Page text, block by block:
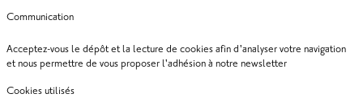
Communication
Acceptez-vous le dépôt et la lecture de cookies afin d'analyser votre navigation
et nous permettre de vous proposer l'adhésion à notre newsletter
Cookies utilisés